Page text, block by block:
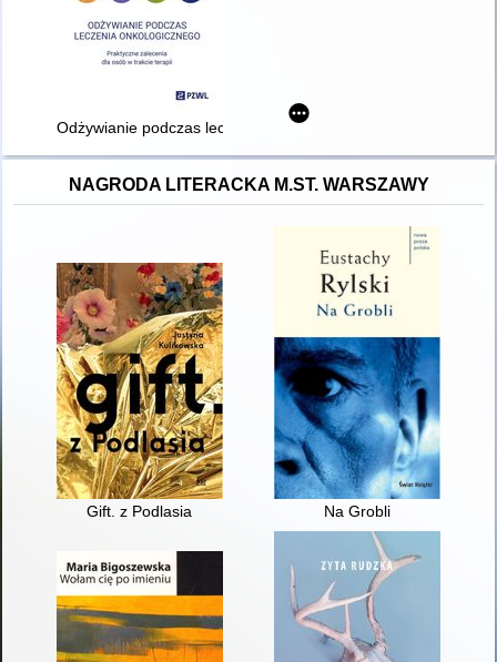
Odżywianie podczas leczenia onkologicznego : praktyczne
NAGRODA LITERACKA M.ST. WARSZAWY
Gift. z Podlasia Na Grobli